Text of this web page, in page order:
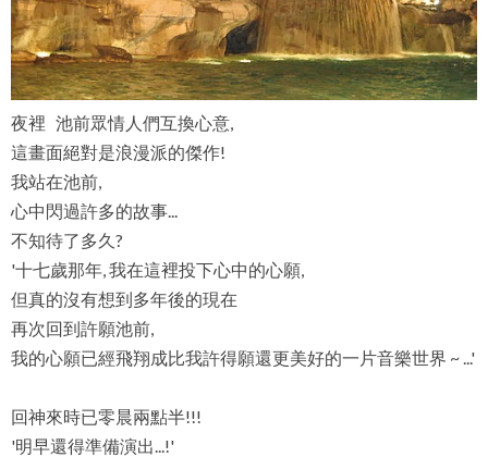
夜裡 池前眾情人們互換心意,
這畫面絕對是浪漫派的傑作!
我站在池前,
心中閃過許多的故事...
不知待了多久?
'十七歲那年, 我在這裡投下心中的心願,
但真的沒有想到多年後的現在
再次回到許願池前,
我的心願已經飛翔成比我許得願還更美好的一片音樂世界 ~ ...'
回神來時已零晨兩點半!!!
'明早還得準備演出...!'